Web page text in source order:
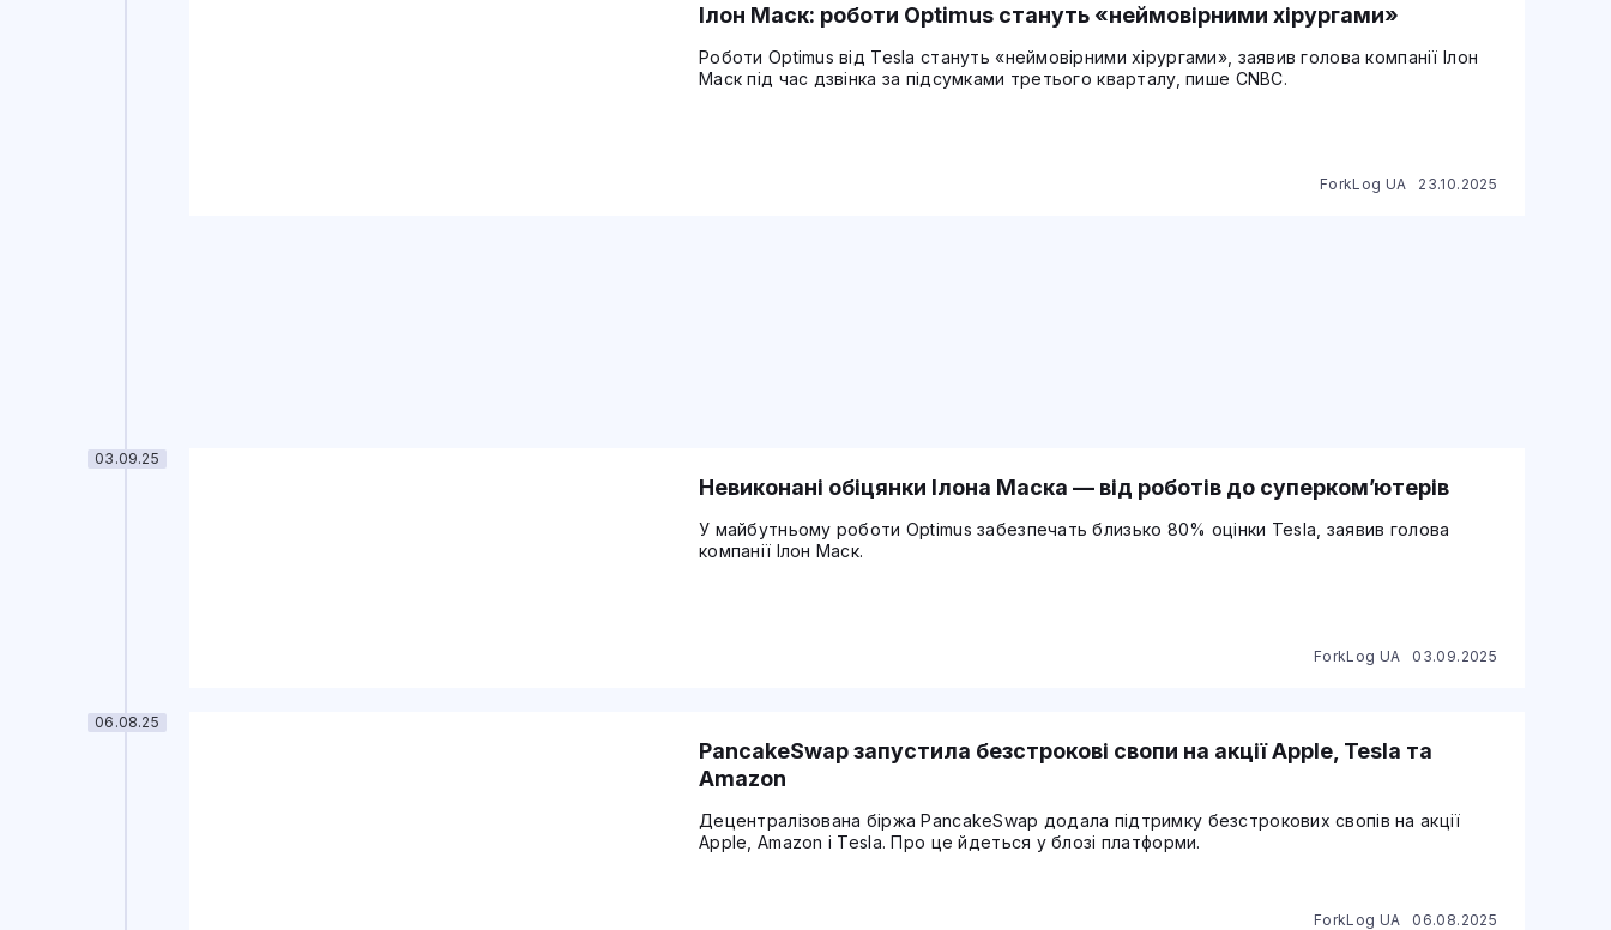
Ілон Маск: роботи Optimus стануть «неймовірними хірургами»
Роботи Optimus від Tesla стануть «неймовірними хірургами», заявив голова компанії Ілон
Маск під час дзвінка за підсумками третього кварталу, пише CNBC.
ForkLog UA 23.10.2025
Невиконані обіцянки Ілона Маска — від роботів до суперком’ютерів
У майбутньому роботи Optimus забезпечать близько 80% оцінки Tesla, заявив голова
компанії Ілон Маск.
ForkLog UA 03.09.2025
PancakeSwap запустила безстрокові свопи на акції Apple, Tesla та
Amazon
Децентралізована біржа PancakeSwap додала підтримку безстрокових свопів на акції
Apple, Amazon і Tesla. Про це йдеться у блозі платформи.
ForkLog UA 06.08.2025